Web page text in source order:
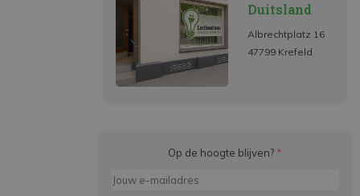
Duitsland
Albrechtplatz 16
47799 Krefeld
Op de hoogte blijven? *